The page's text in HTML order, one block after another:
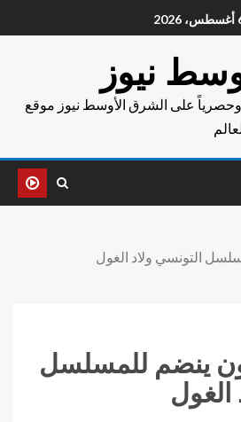
نيوز
وحصرياً على الشرق الأوسط نيوز موقع
التونسي ولاد الغول
ينضم للمسلسل
الغول